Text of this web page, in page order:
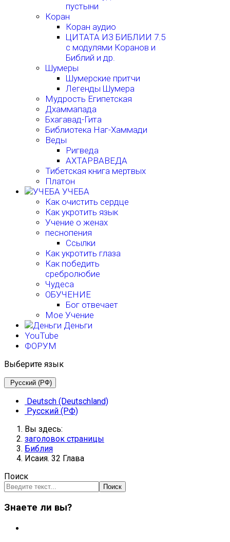
пустыни
Коран
Коран аудио
ЦИТАТА ИЗ БИБЛИИ 7.5
с модулями Коранов и
Библий и др.
Шумеры
Шумерские притчи
Легенды Шумера
Мудрость Египетская
Дхаммапада
Бхагавад-Гита
Библиотека Наг-Хаммади
Веды
Ригведа
АХТАРВАВЕДА
Тибетская книга мертвых
Платон
УЧЕБА
Как очистить сердце
Как укротить язык
Учение о женах
песнопения
Ссылки
Как укротить глаза
Как победить
сребролюбие
Чудеса
ОБУЧЕНИЕ
Бог отвечает
Мое Учение
Деньги
YouTube
ФОРУМ
Выберите язык
Русский (РФ)
Deutsch (Deutschland)
Русский (РФ)
Вы здесь:
заголовок страницы
Библия
Исаия. 32 Глава
Поиск
Поиск
Знаете ли вы?